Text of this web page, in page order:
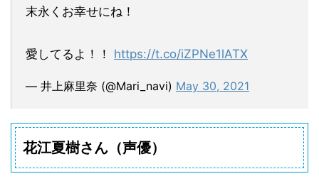
末永くお幸せにね！
愛してるよ！！ https://t.co/iZPNe1lATX
— 井上麻里奈 (@Mari_navi) May 30, 2021
花江夏樹さん（声優）